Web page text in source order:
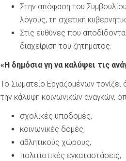
Στην απόφαση του
λόγους, τη σχετική
Στις ευθύνες που
διαχείριση του ζητήματος.
«Η δημόσια γη να καλύψει τις
Το Σωματείο Εργαζομένων τονίζει
την κάλυψη κοινωνικών αναγκών,
σχολικές υποδομές,
κοινωνικές δομές,
αθλητικούς χώρους,
πολιτιστικές εγκαταστάσεις,